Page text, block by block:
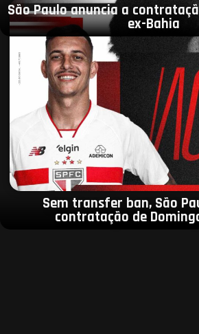
São Paulo anuncia a
ex-Bahia
Sem transfer ban, São
contratação de